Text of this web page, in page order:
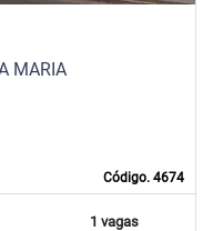
Código. 4674
MARIA
1 vagas